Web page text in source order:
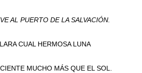
AL PUERTO DE LA SALVACIÓN.
CUAL HERMOSA LUNA
MUCHO MÁS QUE EL SOL.